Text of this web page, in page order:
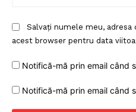
Salvați numele meu,
acest browser pentru data
Notifică-mă prin email când
Notifică-mă prin email când